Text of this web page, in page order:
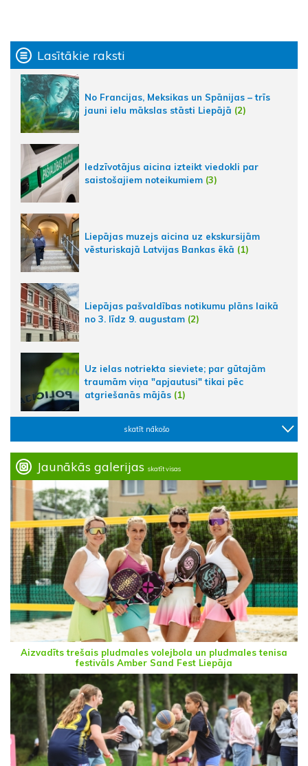
Lasītākie raksti
No Francijas, Meksikas un Spānijas – trīs
jauni ielu mākslas stāsti Liepājā (2)
Iedzīvotājus aicina izteikt viedokli par
saistošajiem noteikumiem (3)
Liepājas muzejs aicina uz ekskursijām
vēsturiskajā Latvijas Bankas ēkā (1)
Liepājas pašvaldības notikumu plāns laikā
no 3. līdz 9. augustam (2)
Uz ielas notriekta sieviete; par gūtajām
traumām viņa "apjautusi" tikai pēc
atgriešanās mājās (1)
skatīt nākošo
Jaunākās galerijas skatīt visas
Aizvadīts trešais pludmales volejbola un pludmales tenisa
festivāls Amber Sand Fest Liepāja